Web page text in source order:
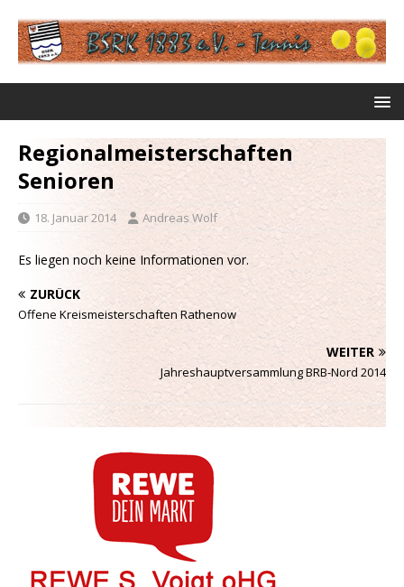
Regionalmeisterschaften
Senioren
18. Januar 2014 Andreas Wolf
Es liegen noch keine Informationen vor.
ZURÜCK
Offene Kreismeisterschaften Rathenow
WEITER
Jahreshauptversammlung BRB-Nord 2014